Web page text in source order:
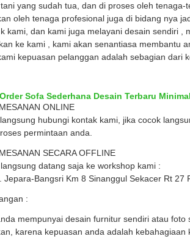
yang sudah tua, dan di proses oleh
oleh tenaga profesional juga di bidang nya
kami, dan kami juga melayani desain sendiri ,
ke kami , kami akan senantiasa membantu
kepuasan pelanggan adalah sebagian dari
Sofa Sederhana Desain Terbaru
ONLINE
hubungi kontak kami, jika cocok
permintaan anda.
SECARA OFFLINE
datang saja ke workshop kami :
Jepara-Bangsri Km 8 Sinanggul Sekacer Rt 27
:
mempunyai desain furnitur sendiri atau
karena kepuasan anda adalah kebahagiaan